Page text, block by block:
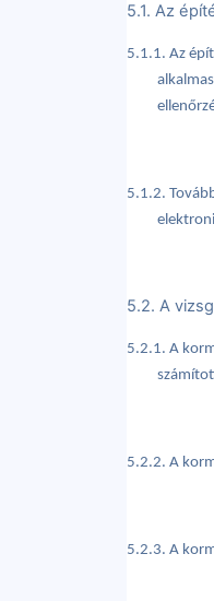
5.1. Az
5.1.1. Az
5.1.2.
5.2. A
5.2.1. A
5.2.2. A
5.2.3. A